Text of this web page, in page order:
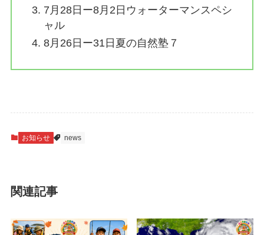
7月28日ー8月2日ウォーターマンスペシ
ャル
8月26日ー31日夏の自然塾７
お知らせ news
関連記事